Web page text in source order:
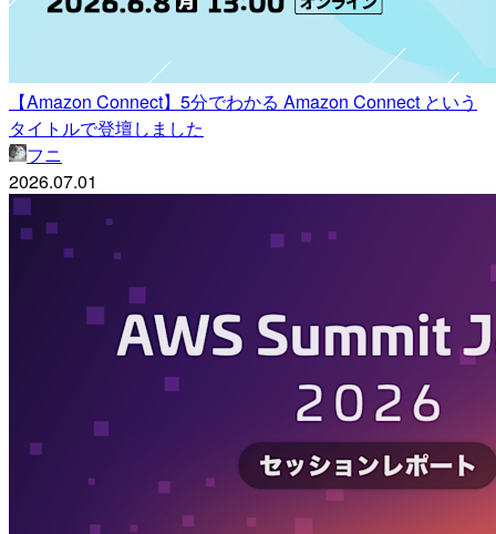
【Amazon Connect】5分でわかる Amazon Connect という
タイトルで登壇しました
フニ
2026.07.01